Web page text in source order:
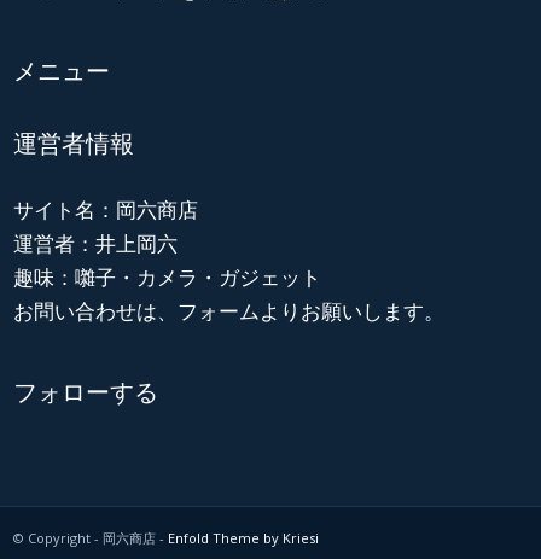
メニュー
運営者情報
サイト名：岡六商店
運営者：井上岡六
趣味：囃子・カメラ・ガジェット
お問い合わせは、フォームよりお願いします。
フォローする
© Copyright - 岡六商店 - Enfold Theme by Kriesi